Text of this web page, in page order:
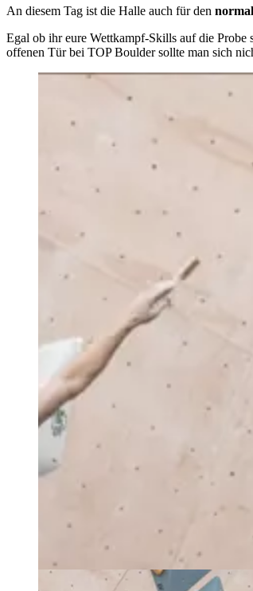
An diesem Tag ist die Halle auch für den
Egal ob ihr eure Wettkampf-Skills auf die
offenen Tür bei TOP Boulder sollte man sich